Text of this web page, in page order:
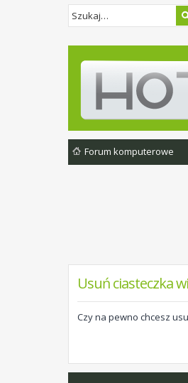
Forum komputerowe
Usuń ciasteczka
Czy na pewno chcesz